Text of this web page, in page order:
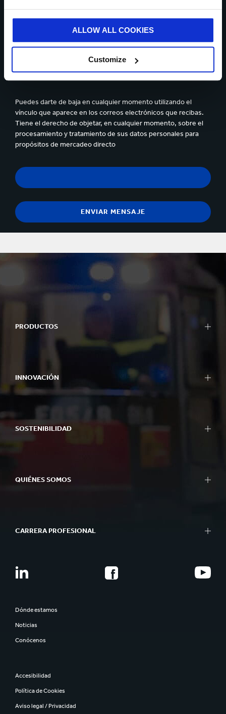
ALLOW ALL COOKIES
Customize
Se pueden cargar hasta 5 de archivos. Máximo (5Mb) por
archivo
Sí, deseo recibir información actualizada de Smurfit
Puedes darte de baja en cualquier momento utilizando el
vínculo que aparece en los correos electrónicos que recibas.
Tiene el derecho de objetar, en cualquier momento, sobre el
procesamiento y tratamiento de sus datos personales para
propósitos de mercadeo directo
PRODUCTOS
INNOVACIÓN
SOSTENIBILIDAD
QUIÉNES SOMOS
CARRERA PROFESIONAL
Dónde estamos
Noticias
Conócenos
Accesibilidad
Política de Cookies
Aviso legal / Privacidad